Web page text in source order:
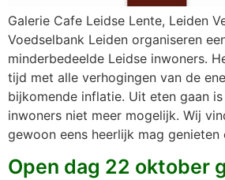
Galerie Cafe Leidse Lente, Leiden
Voedselbank Leiden organiseren
minderbedeelde Leidse inwoners.
tijd met alle verhogingen van de
bijkomende inflatie. Uit eten gaan
inwoners niet meer mogelijk. Wij
gewoon eens heerlijk mag
Open dag 22 oktober